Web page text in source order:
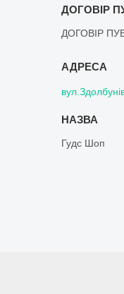
ДОГОВІР
ДОГОВІР
Гудс Шоп